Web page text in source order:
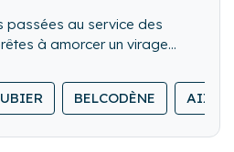
passées au service des
à amorcer un virage
conciergerie fut une
ce qui nous a toujours
personnalisé, dans la
BELCODÈNE AIX-